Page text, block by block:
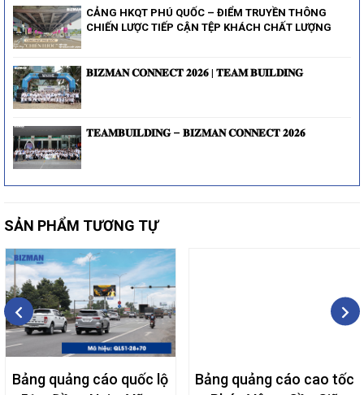
CẢNG HKQT PHÚ QUỐC – ĐIỂM TRUYỀN THÔNG
CHIẾN LƯỢC TIẾP CẬN TỆP KHÁCH CHẤT LƯỢNG
𝐁𝐈𝐙𝐌𝐀𝐍 𝐂𝐎𝐍𝐍𝐄𝐂𝐓 𝟐𝟎𝟐𝟔 | 𝐓𝐄𝐀𝐌 𝐁𝐔𝐈𝐋𝐃𝐈𝐍𝐆
𝐓𝐄𝐀𝐌𝐁𝐔𝐈𝐋𝐃𝐈𝐍𝐆 – 𝐁𝐈𝐙𝐌𝐀𝐍 𝐂𝐎𝐍𝐍𝐄𝐂𝐓 𝟐𝟎𝟐𝟔
SẢN PHẨM TƯƠNG TỰ
Bảng quảng cáo quốc lộ
Bảng quảng cáo cao tốc